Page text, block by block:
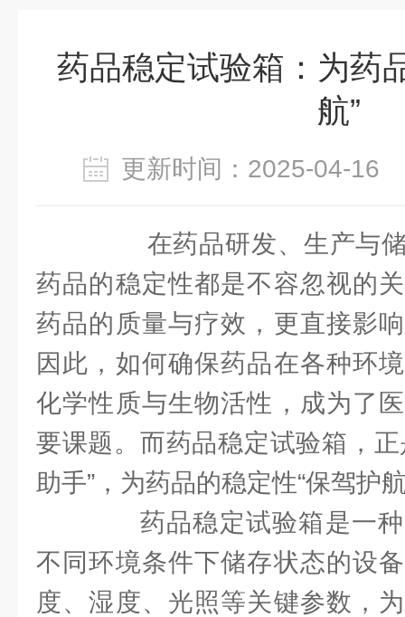
药品稳定试验箱：为药
航”
更新时间：2025-04-
在药品研发、生产与储
药品的稳定性都是不容忽视的
药品的质量与疗效，更直接影
因此，如何确保药品在各种环
化学性质与生物活性，成为了
要课题。而药品稳定试验箱，
助手”，为药品的稳定性“保驾护
药品稳定试验箱是一种
不同环境条件下储存状态的设
度、湿度、光照等关键参数，